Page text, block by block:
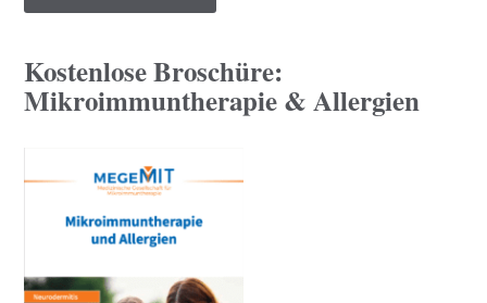
Kostenlose Broschüre:
Mikroimmuntherapie & Allergien